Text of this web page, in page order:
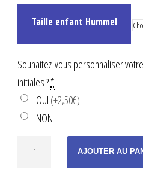
Taille enfant Hummel
Souhaitez-vous personnaliser
initiales ?*
OUI (+2,50€)
NON
AJOUTER AU